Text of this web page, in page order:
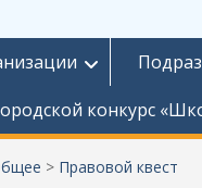
конкурс
> Правовой квест